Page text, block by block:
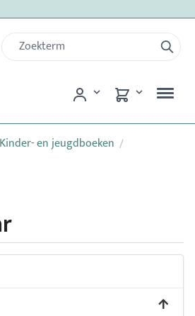
Kinder- en jeugdboeken /